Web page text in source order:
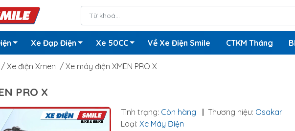
Xe Đạp Điện Xe 50CC Về Xe Điện Smile CTKM Tháng
/ Xe điện Xmen / Xe máy điện XMEN PRO X
PRO X
Tình trạng: Còn hàng | Thương hiệu: Osakar
Loại: Xe Máy Điện